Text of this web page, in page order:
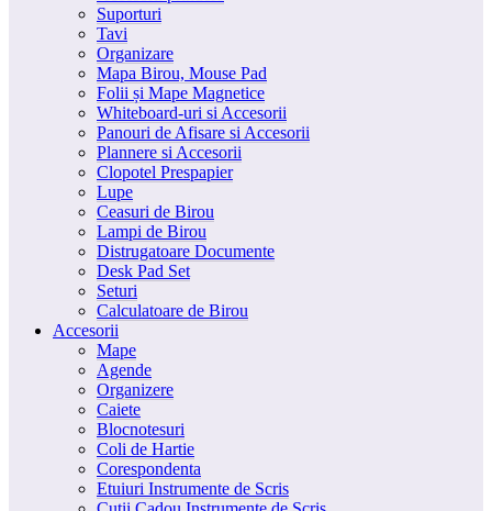
Suporturi
Tavi
Organizare
Mapa Birou, Mouse Pad
Folii și Mape Magnetice
Whiteboard-uri si Accesorii
Panouri de Afisare si Accesorii
Plannere si Accesorii
Clopotel Prespapier
Lupe
Ceasuri de Birou
Lampi de Birou
Distrugatoare Documente
Desk Pad Set
Seturi
Calculatoare de Birou
Accesorii
Mape
Agende
Organizere
Caiete
Blocnotesuri
Coli de Hartie
Corespondenta
Etuiuri Instrumente de Scris